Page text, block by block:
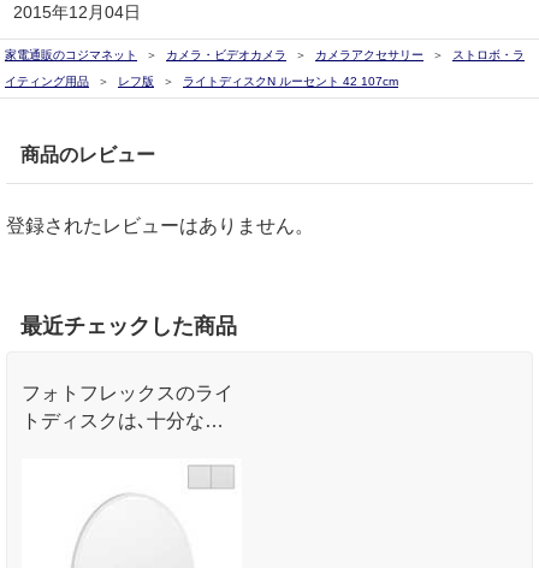
2015年12月04日
家電通販のコジマネット カメラ・ビデオカメラ カメラアクセサリー
ストロボ・ラ
イティング用品
レフ版 ライトディスクN ルーセント 42 107cm
商品のレビュー
登録されたレビューはありません。
最近チェックした商品
フォトフレックスのライ
トディスクは､十分な耐